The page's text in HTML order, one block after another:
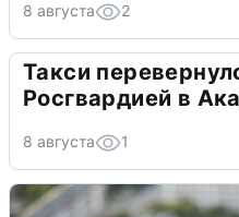
8 августа 2
Такси
Росгвардией в
8 августа 1